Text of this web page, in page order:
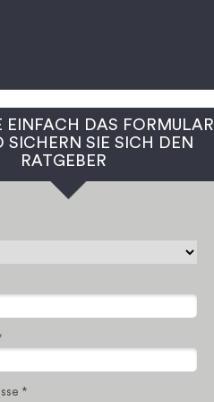
*
EINFACH DAS FORMULAR
SICHERN SIE SICH DEN
RATGEBER